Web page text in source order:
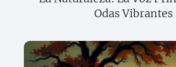
Odas Vibrantes